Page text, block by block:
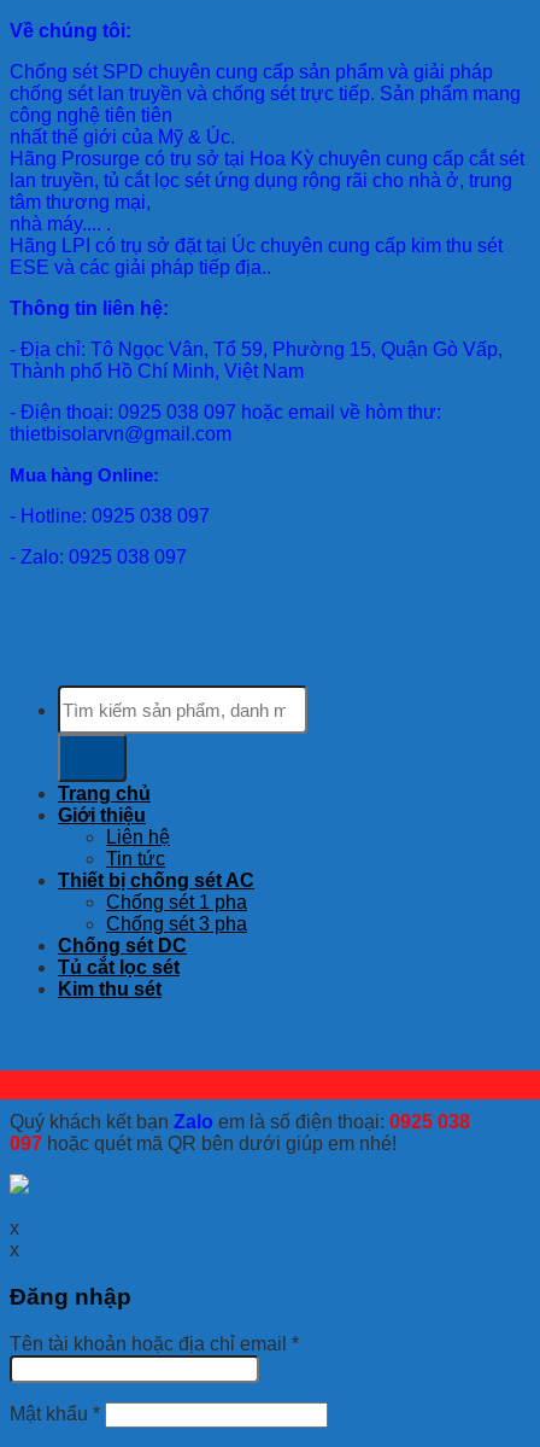
Về chúng tôi:
Chống sét SPD chuyên cung cấp sản phẩm và giải pháp
chống sét lan truyền và chống sét trực tiếp. Sản phẩm mang
công nghệ tiên tiên
nhất thế giới của Mỹ & Úc.
Hãng Prosurge có trụ sở tại Hoa Kỳ chuyên cung cấp cắt sét
lan truyền, tủ cắt lọc sét ứng dụng rộng rãi cho nhà ở, trung
tâm thương mại,
nhà máy.... .
Hãng LPI có trụ sở đặt tại Úc chuyên cung cấp kim thu sét
ESE và các giải pháp tiếp địa..
Thông tin liên hệ:
- Địa chỉ: Tô Ngọc Vân, Tổ 59, Phường 15, Quận Gò Vấp,
Thành phố Hồ Chí Minh, Việt Nam
- Điện thoại: 0925 038 097 hoặc email về hòm thư:
thietbisolarvn@gmail.com
Mua hàng Online:
- Hotline: 0925 038 097
- Zalo: 0925 038 097
Tìm
kiếm:
Trang chủ
Giới thiệu
Liên hệ
Tin tức
Thiết bị chống sét AC
Chống sét 1 pha
Chống sét 3 pha
Chống sét DC
Tủ cắt lọc sét
Kim thu sét
Quý khách kết bạn Zalo em là số điện thoại: 0925 038
097 hoặc quét mã QR bên dưới giúp em nhé!
x
x
Đăng nhập
Tên tài khoản hoặc địa chỉ email *
Mật khẩu *